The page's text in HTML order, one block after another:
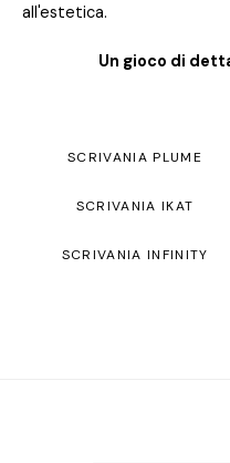
all'estetica.
Un gioco di
SCRIVANIA PLUME
SCRIVANIA IKAT
SCRIVANIA INFINITY